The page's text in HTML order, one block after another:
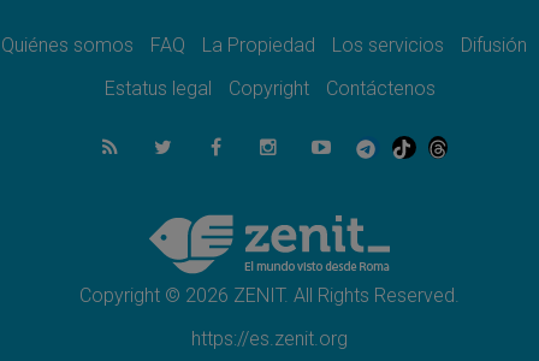
07.08.2026
el compromiso del cristiano"
La matanza de niños en Gaza no cesa: 300
muertos en 300 días
Tagle: La guerra desfigura el mundo, solo la
revelación de Dios lo transfigura
Quiénes somos FAQ La Propiedad Los servicios
Difusión
Estatus legal
Copyright Contáctenos
Copyright © 2026 ZENIT. All Rights Reserved.
https://es.zenit.org